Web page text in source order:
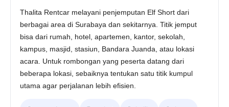
Thalita Rentcar melayani penjemputan Elf Short dari
berbagai area di Surabaya dan sekitarnya. Titik jemput
bisa dari rumah, hotel, apartemen, kantor, sekolah,
kampus, masjid, stasiun, Bandara Juanda, atau lokasi
acara. Untuk rombongan yang peserta datang dari
beberapa lokasi, sebaiknya tentukan satu titik kumpul
utama agar perjalanan lebih efisien.